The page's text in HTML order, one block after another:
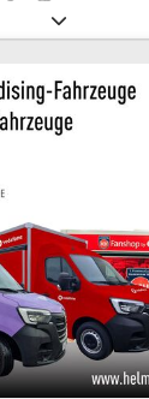
یورو ۶
, عرض فضای
بارگیری: